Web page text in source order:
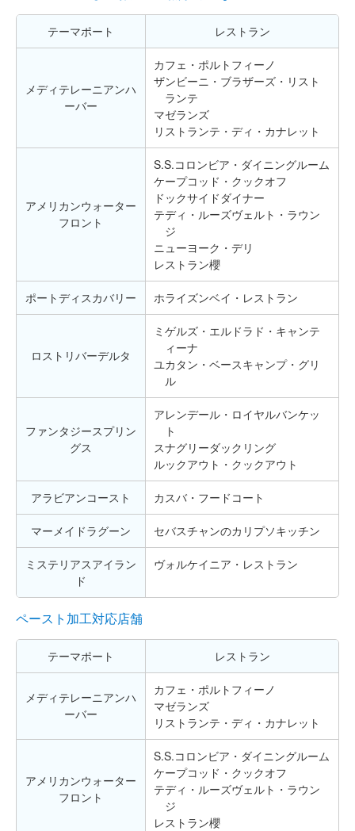
テーマポート レストラン
メディテレーニアンハ
ーバー
カフェ・ポルトフィーノ
ザンビーニ・ブラザーズ・リスト
ランテ
マゼランズ
リストランテ・ディ・カナレット
アメリカンウォーター
フロント
S.S.コロンビア・ダイニングルーム
ケープコッド・クックオフ
ドックサイドダイナー
テディ・ルーズヴェルト・ラウン
ジ
ニューヨーク・デリ
レストラン櫻
ポートディスカバリー ホライズンベイ・レストラン
ロストリバーデルタ
ミゲルズ・エルドラド・キャンテ
ィーナ
ユカタン・ベースキャンプ・グリ
ル
ファンタジースプリン
グス
アレンデール・ロイヤルバンケッ
ト
スナグリーダックリング
ルックアウト・クックアウト
アラビアンコースト カスバ・フードコート
マーメイドラグーン セバスチャンのカリプソキッチン
ミステリアスアイラン
ド
ヴォルケイニア・レストラン
ペースト加工対応店舗
テーマポート レストラン
メディテレーニアンハ
ーバー
カフェ・ポルトフィーノ
マゼランズ
リストランテ・ディ・カナレット
アメリカンウォーター
フロント
S.S.コロンビア・ダイニングルーム
ケープコッド・クックオフ
テディ・ルーズヴェルト・ラウン
ジ
レストラン櫻